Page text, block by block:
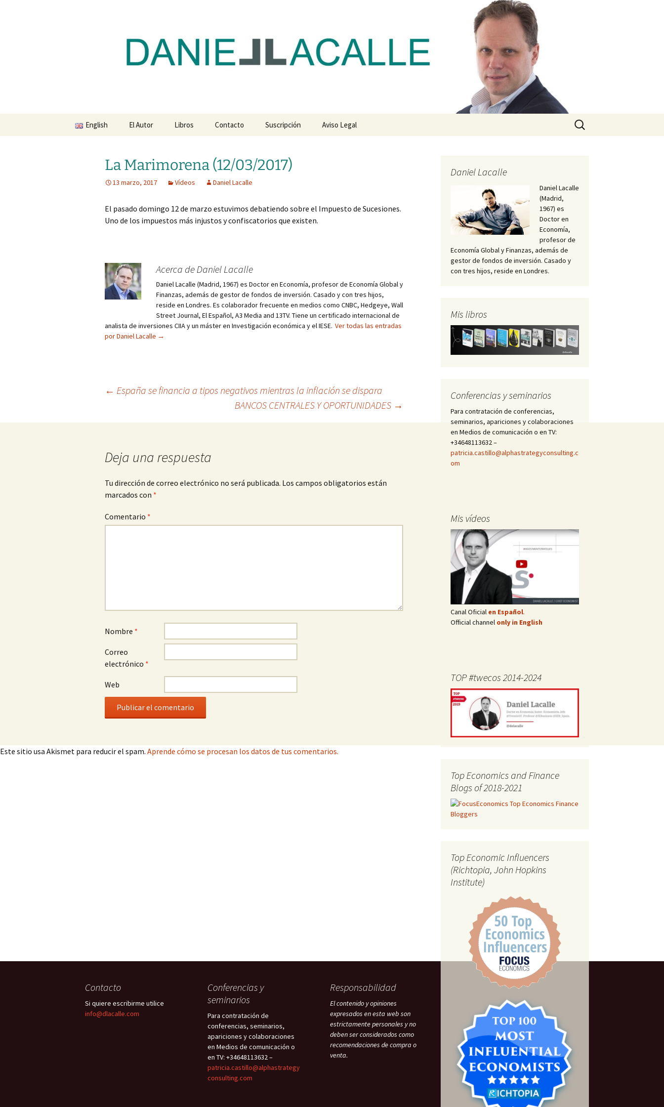
dlacalle.com
English El Autor Libros Contacto Suscripción Aviso Legal
Buscar:
La Marimorena (12/03/2017)
13 marzo, 2017 Vídeos Daniel Lacalle
El pasado domingo 12 de marzo estuvimos debatiendo sobre el Impuesto de Sucesiones.
Uno de los impuestos más injustos y confiscatorios que existen.
Acerca de Daniel Lacalle
Daniel Lacalle (Madrid, 1967) es Doctor en Economía, profesor de Economía Global y
Finanzas, además de gestor de fondos de inversión. Casado y con tres hijos,
reside en Londres. Es colaborador frecuente en medios como CNBC, Hedgeye, Wall
Street Journal, El Español, A3 Media and 13TV. Tiene un certificado internacional de
analista de inversiones CIIA y un máster en Investigación económica y el IESE. Ver todas las entradas
por Daniel Lacalle →
← España se financia a tipos negativos mientras la inflación se dispara
BANCOS CENTRALES Y OPORTUNIDADES →
Deja una respuesta
Tu dirección de correo electrónico no será publicada. Los campos obligatorios están
marcados con *
Comentario *
Nombre *
Correo
electrónico *
Web
Este sitio usa Akismet para reducir el spam. Aprende cómo se procesan los datos de tus comentarios.
Daniel Lacalle
Daniel Lacalle
(Madrid,
1967) es
Doctor en
Economía,
profesor de
Economía Global y Finanzas, además de
gestor de fondos de inversión. Casado y
con tres hijos, reside en Londres.
Mis libros
Conferencias y seminarios
Para contratación de conferencias,
seminarios, apariciones y colaboraciones
en Medios de comunicación o en TV:
+34648113632 –
patricia.castillo@alphastrategyconsulting.c
om
Mis vídeos
Canal Oficial en Español.
Official channel only in English
TOP #twecos 2014-2024
Top Economics and Finance
Blogs of 2018-2021
Top Economic Influencers
(Richtopia, John Hopkins
Institute)
Contacto
Si quiere escribirme utilice
info@dlacalle.com
Conferencias y
seminarios
Para contratación de
conferencias, seminarios,
apariciones y colaboraciones
en Medios de comunicación o
en TV: +34648113632 –
patricia.castillo@alphastrategy
consulting.com
Responsabilidad
El contenido y opiniones
expresados en esta web son
estrictamente personales y no
deben ser considerados como
recomendaciones de compra o
venta.